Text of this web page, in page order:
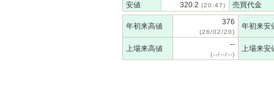
安値
320.2 (20:47) 売買代金
年初来高値 376
(26/02/20)
年初来安
上場来高値 --
(--/--/--)
上場来安